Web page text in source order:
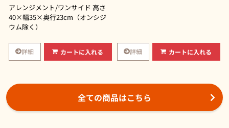
アレンジメント/ワンサイド 高さ
40×幅35×奥行23cm（オンシジ
ウム除く）
詳細 カートに入れる 詳細 カートに入れる
全ての商品はこちら